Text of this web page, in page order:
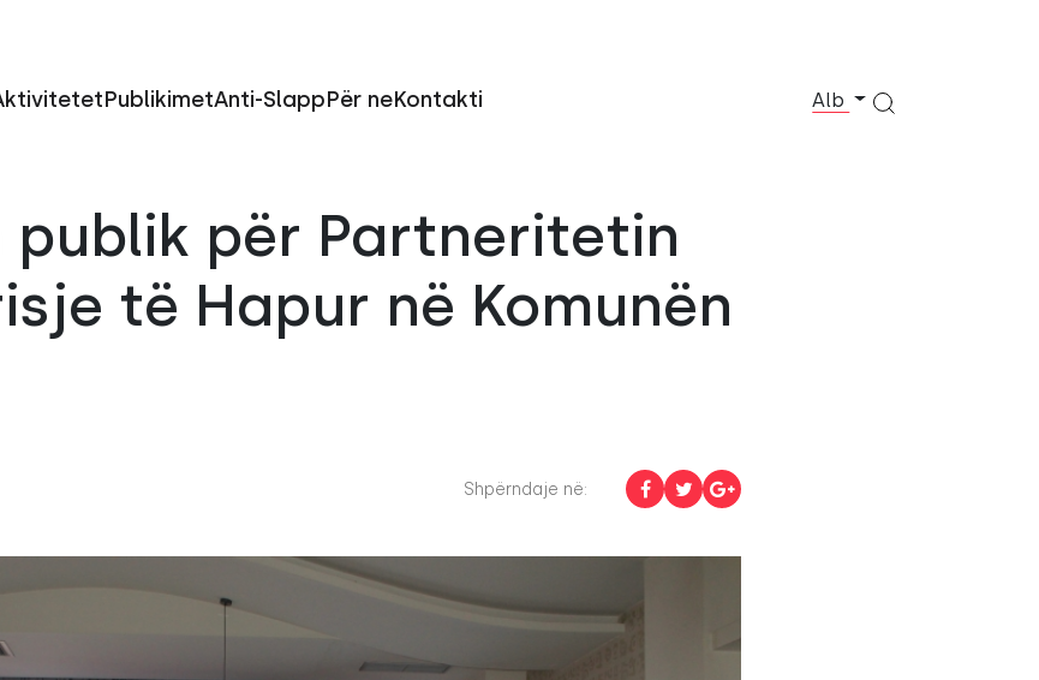
PublikimetAnti-SlappPër neKontakti Alb
publik për Partneritetin
të Hapur në Komunën
Shpërndaje në: